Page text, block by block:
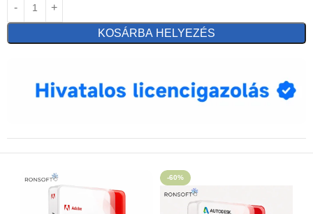
KOSÁRBA HELYEZÉS
-60%